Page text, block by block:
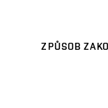
ZPŮSOB